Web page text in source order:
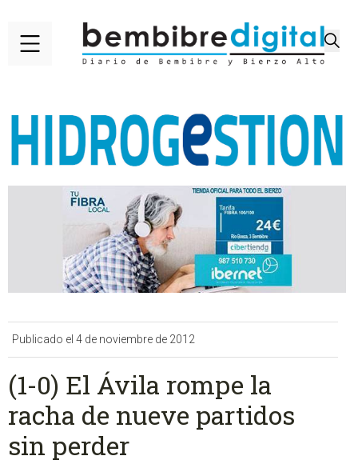
Publicado el 4 de noviembre de 2012
(1-0) El Ávila rompe la
racha de nueve partidos
sin perder